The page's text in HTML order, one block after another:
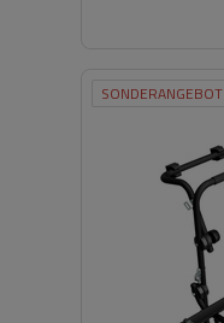
SONDERANGEBOT